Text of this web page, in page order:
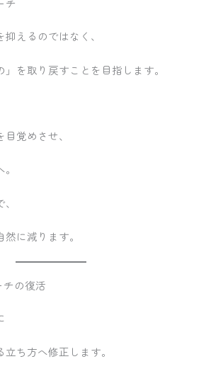
チ
えるのではなく、
」を取り戻すことを目指します。
覚めさせ、
に減ります。
の復活
ち方へ修正します。